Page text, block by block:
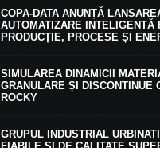
COPA-DATA ANUNȚĂ
AUTOMATIZARE INTELIGENTĂ
PRODUCȚIE, PROCESE ȘI
SIMULAREA DINAMICII
GRANULARE ȘI DISCONTINUE
ROCKY
GRUPUL INDUSTRIAL